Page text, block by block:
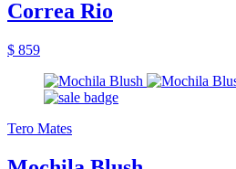
Correa Rio
$ 859
Tero Mates